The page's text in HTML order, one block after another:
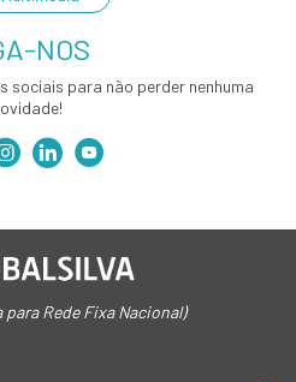
NOS
sociais para não perder nenhuma
para Rede Fixa Nacional)